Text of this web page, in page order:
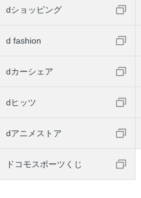
dショッピング
d fashion
dカーシェア
dヒッツ
dアニメストア
ドコモスポーツくじ